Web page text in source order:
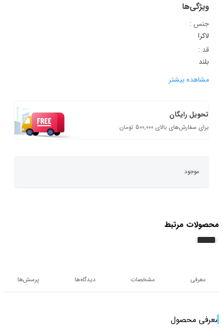
ویژگی‌ها
جنس :
لاکرا
قد :
بلند
مشاهده بیشتر
تحویل رایگان
برای سفارش‌های بالای 500,000 تومان
موجود
محصولات مرتبط
معرفی مشخصات دیدگاه‌ها پرسش‌ها
معرفی محصول